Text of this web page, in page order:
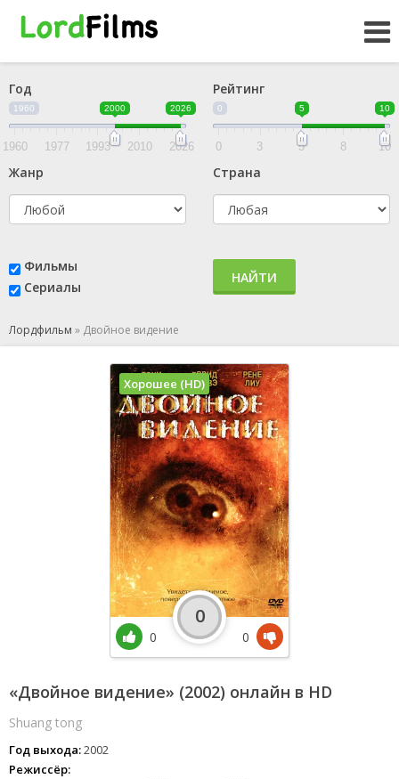
Год
1960 2000 2026
1960 1977 1993 2010 2026
Рейтинг
0 5 10
0 3 5 8 10
Жанр Страна
Фильмы
Сериалы
НАЙТИ
Лордфильм » Двойное видение
«Двойное видение» (2002) онлайн в HD
Shuang tong
Год выхода:2002
Режиссёр:
Хорошее (HD)
0
0
0